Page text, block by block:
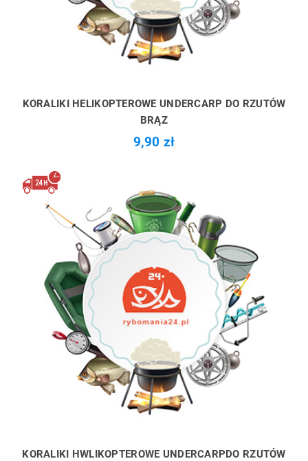
KORALIKI HELIKOPTEROWE UNDERCARP DO RZUTÓW
BRĄZ
9,90 zł
KORALIKI HWLIKOPTEROWE UNDERCARPDO RZUTÓW